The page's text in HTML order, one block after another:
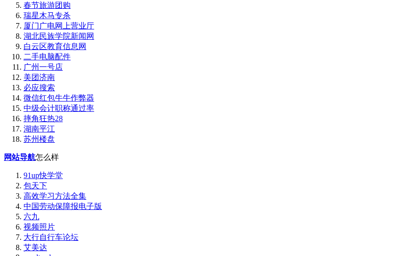
春节旅游团购
瑞星木马专杀
厦门广电网上营业厅
湖北民族学院新闻网
白云区教育信息网
二手电脑配件
广州一号店
美团济南
必应搜索
微信红包牛牛作弊器
中级会计职称通过率
摔角狂热28
湖南平江
苏州楼盘
网站导航怎么样
91up快学堂
包天下
高效学习方法全集
中国劳动保障报电子版
六九
视频照片
大行自行车论坛
艾美达